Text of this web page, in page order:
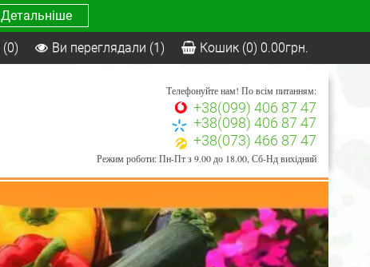
Детальніше
(0) Ви переглядали (1) Кошик (0) 0.00грн.
Телефонуйте нам! По всім питанням:
+38(099) 406 87 47
+38(098) 406 87 47
+38(073) 466 87 47
Режим роботи: Пн-Пт з 9.00 до 18.00, Сб-Нд вихідний